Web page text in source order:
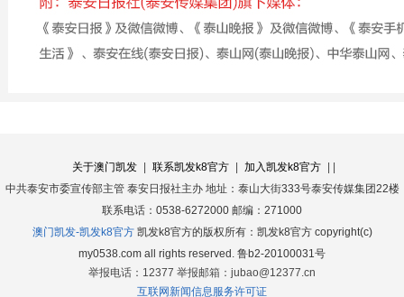
关于澳门凯发 联系凯发k8官方 加入凯发k8官方
中共泰安市委宣传部主管 泰安日报社主办地址：泰山大街333号泰安传媒集团22楼
联系电话：0538-6272000 邮编：271000
澳门凯发-凯发k8官方凯发k8官方的版权所有：凯发k8官方 copyright(c)
my0538.com all rights reserved. 鲁b2-20100031号
举报电话：12377 举报邮箱： jubao@12377.cn
互联网新闻信息服务许可证